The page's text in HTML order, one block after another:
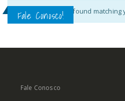
No products were found matching
Fale Conosco!
Fale Conosco